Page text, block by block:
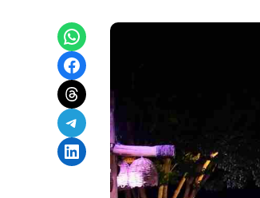
Share on WhatsApp
Share on Facebook
Share on Threads
Share on Telegram
Share on LinkedIn